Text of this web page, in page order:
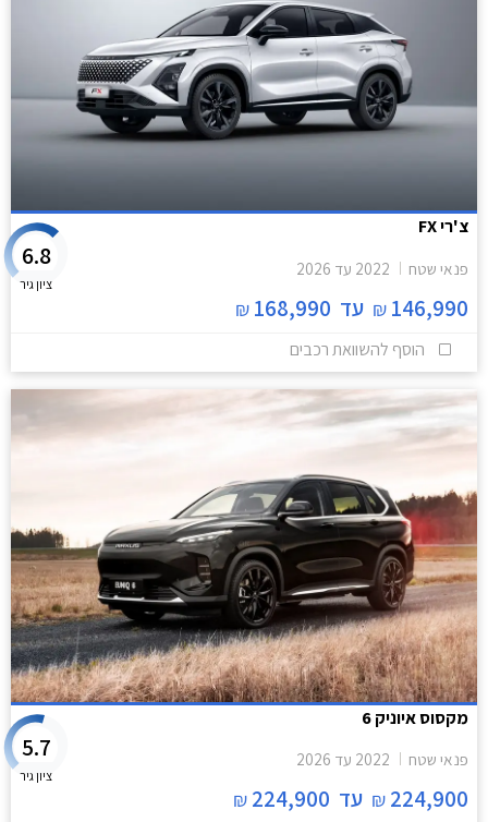
צ'רי FX
פנאי שטח 2022 עד 2026
146,990
₪ עד 168,990
₪
6.8
ציון גיר
הוסף להשוואת רכבים
מקסוס איוניק 6
פנאי שטח 2022 עד 2026
224,900
₪ עד 224,900
₪
5.7
ציון גיר